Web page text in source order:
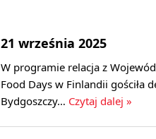
21 września 2025
W programie relacja z
Food Days w Finlandii gościła
Bydgoszczy… Czytaj dalej »